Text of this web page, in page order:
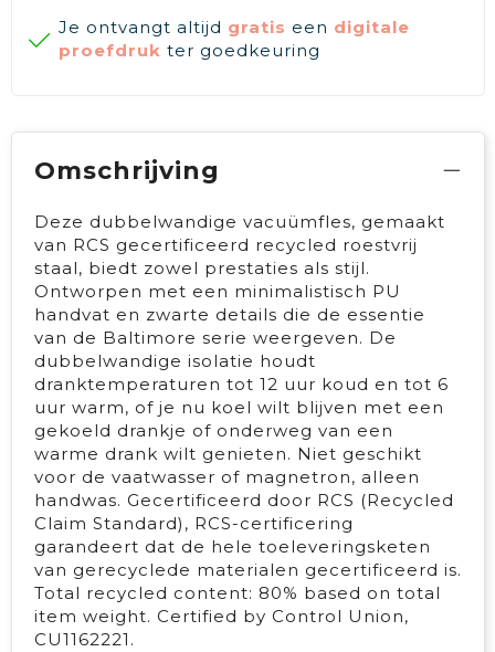
Je ontvangt altijd gratis een digitale
proefdruk ter goedkeuring
Omschrijving
Deze dubbelwandige vacuümfles, gemaakt
van RCS gecertificeerd recycled roestvrij
staal, biedt zowel prestaties als stijl.
Ontworpen met een minimalistisch PU
handvat en zwarte details die de essentie
van de Baltimore serie weergeven. De
dubbelwandige isolatie houdt
dranktemperaturen tot 12 uur koud en tot 6
uur warm, of je nu koel wilt blijven met een
gekoeld drankje of onderweg van een
warme drank wilt genieten. Niet geschikt
voor de vaatwasser of magnetron, alleen
handwas. Gecertificeerd door RCS (Recycled
Claim Standard), RCS-certificering
garandeert dat de hele toeleveringsketen
van gerecyclede materialen gecertificeerd is.
Total recycled content: 80% based on total
item weight. Certified by Control Union,
CU1162221.